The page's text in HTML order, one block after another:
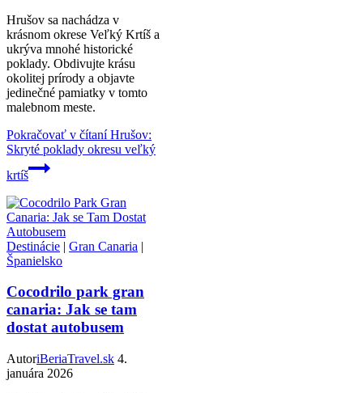
Hrušov sa nachádza v
krásnom okrese Veľký Krtíš a
ukrýva mnohé historické
poklady. Obdivujte krásu
okolitej prírody a objavte
jedinečné pamiatky v tomto
malebnom meste.
Pokračovať v čítaníHrušov:
Skryté poklady okresu veľký
krtíš
Destinácie | Gran Canaria |
Španielsko
Cocodrilo park gran
canaria: Jak se tam
dostat autobusem
AutoriBeriaTravel.sk 4.
januára 2026